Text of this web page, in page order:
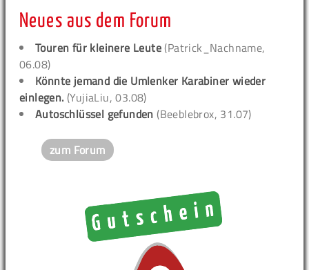
Neues aus dem Forum
Touren für kleinere Leute (Patrick_Nachname,
06.08)
Könnte jemand die Umlenker Karabiner wieder
einlegen. (YujiaLiu, 03.08)
Autoschlüssel gefunden (Beeblebrox, 31.07)
zum Forum